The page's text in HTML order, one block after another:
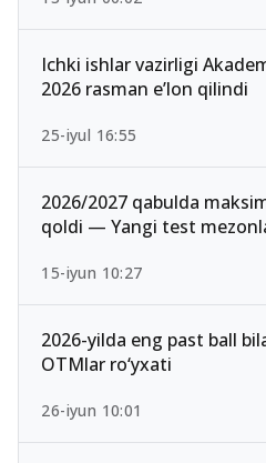
Ichki ishlar vazirligi
2026 rasman e’lon qilindi
25-iyul 16:55
2026/2027 qabulda
qoldi — Yangi test
15-iyun 10:27
2026-yilda eng past ball
OTMlar ro‘yxati
26-iyun 10:01